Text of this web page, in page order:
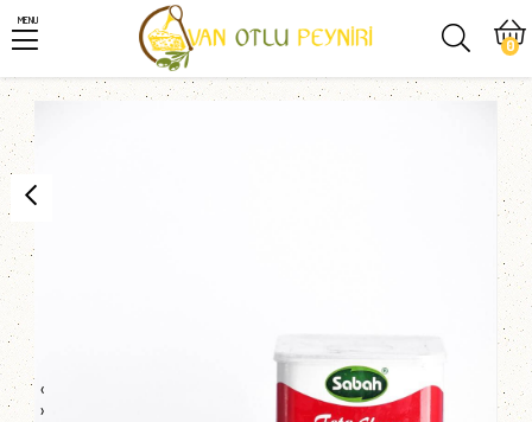
MENU
0
‹
›